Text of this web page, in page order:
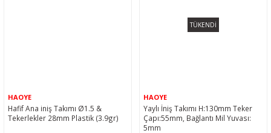
HAOYE
Hafif Ana iniş Takımı Ø1.5 &
Tekerlekler 28mm Plastik (3.9gr)
TÜKENDİ
HAOYE
Yaylı İniş Takımı H:130mm Teker
Çapı:55mm, Bağlantı Mil Yuvası:
5mm